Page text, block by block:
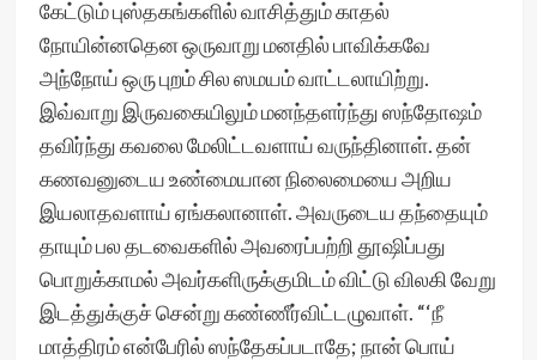
கேட்டும் புஸ்தகங்களில் வாசித்தும் காதல்
நோயின்னதென ஒருவாறு மனதில் பாவிக்கவே
அந்நோய் ஒரு புறம் சில ஸமயம் வாட்டலாயிற்று.
இவ்வாறு இருவகையிலும் மனந்தளர்ந்து ஸந்தோஷம்
தவிர்ந்து கவலை மேலிட்டவளாய் வருந்தினாள். தன்
கணவனுடைய உண்மையான நிலைமையை அறிய
இயலாதவளாய் ஏங்கலானாள். அவருடைய தந்தையும்
தாயும் பல தடவைகளில் அவரைப்பற்றி தூஷிப்பது
பொறுக்காமல் அவர்களிருக்குமிடம் விட்டு விலகி வேறு
இடத்துக்குச் சென்று கண்ணீர்விட்டழுவாள். “‘நீ
மாத்திரம் என்பேரில் ஸந்தேகப்படாதே; நான் பொய்